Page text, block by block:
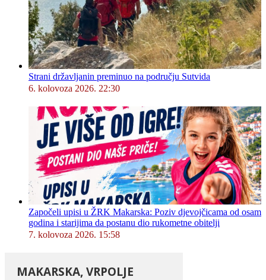
Strani državljanin preminuo na području Sutvida
6. kolovoza 2026. 22:30
Započeli upisi u ŽRK Makarska: Poziv djevojčicama od osam
godina i starijima da postanu dio rukometne obitelji
7. kolovoza 2026. 15:58